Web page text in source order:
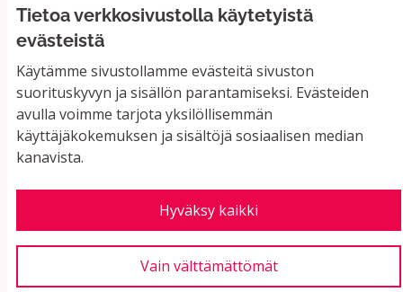
Tietoa verkkosivustolla käytetyistä
evästeistä
Käytämme sivustollamme evästeitä sivuston
suorituskyvyn ja sisällön parantamiseksi. Evästeiden
avulla voimme tarjota yksilöllisemmän
käyttäjäkokemuksen ja sisältöjä sosiaalisen median
kanavista.
Hyväksy kaikki
Vain välttämättömät
11101 Riihimäki
Vaihde: 019 758 4000
Sähköpostiosoitteet:
etunimi.sukunimi@riihimaki.fi
Yhteystiedot ja usein kysyttyä
Käyttöehdot
Evästeasetukset